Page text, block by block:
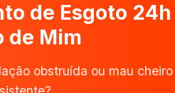
de Esgoto 24h
de Mim
obstruída ou mau cheiro